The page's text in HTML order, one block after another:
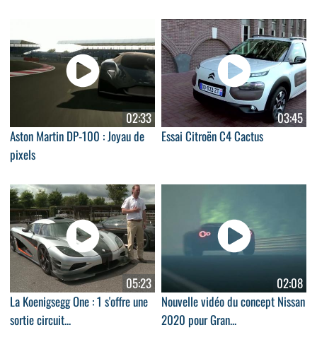
02:33
Aston Martin DP-100 : Joyau de
pixels
03:45
Essai Citroën C4 Cactus
05:23
La Koenigsegg One : 1 s'offre une
sortie circuit...
02:08
Nouvelle vidéo du concept Nissan
2020 pour Gran...